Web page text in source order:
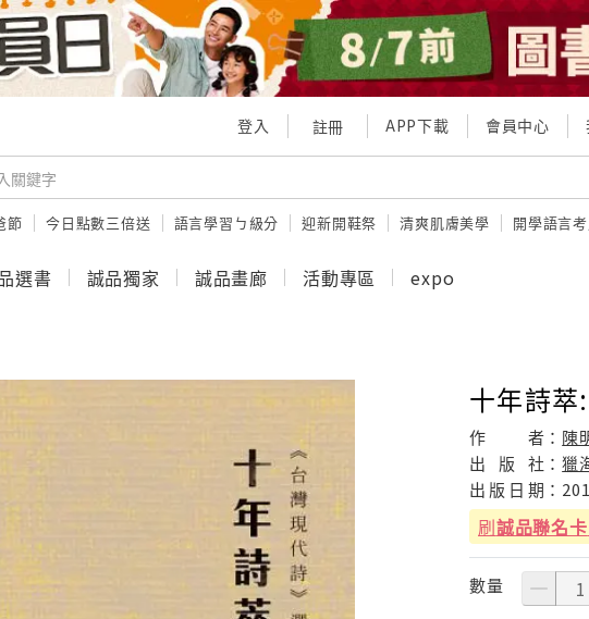
登入 註冊 APP下載 會員中心
節 今日點數三倍送 語言學習ㄅ級分 迎新開鞋祭 清爽肌膚美學 開學語言
選書 誠品獨家 誠品畫廊 活動專區 expo
十年詩萃
作 者： 陳
出
版 社：獵
出 版 日 期：
刷誠品聯名卡
數量